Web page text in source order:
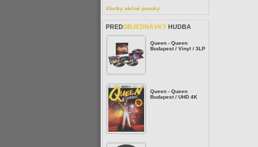
Všetky akčné ponuky
PREDOBJEDNÁVKY HUDBA
Queen - Queen
Budapest / Vinyl / 3LP
Queen - Queen
Budapest / UHD 4K